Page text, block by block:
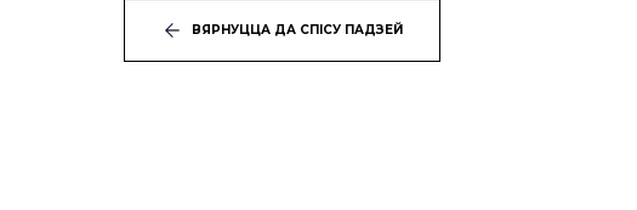
ВЯРНУЦЦА ДА СПІСУ ПАДЗЕЙ